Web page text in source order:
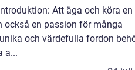
Att äga och köra en
också en passion för många
och värdefulla fordon
a...